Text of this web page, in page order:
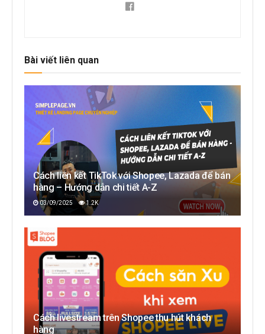
Bài viết liên quan
Cách liên kết TikTok với Shopee, Lazada để bán
hàng – Hướng dẫn chi tiết A-Z
03/09/2025 1.2K
Cách livestream trên Shopee thu hút khách
hàng